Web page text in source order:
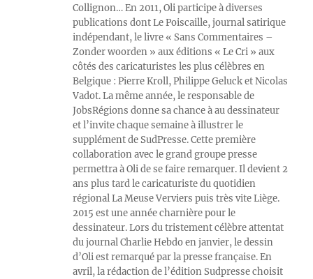
Collignon… En 2011, Oli participe à diverses
publications dont Le Poiscaille, journal satirique
indépendant, le livre « Sans Commentaires –
Zonder woorden » aux éditions « Le Cri » aux
côtés des caricaturistes les plus célèbres en
Belgique : Pierre Kroll, Philippe Geluck et Nicolas
Vadot. La même année, le responsable de
JobsRégions donne sa chance à au dessinateur
et l’invite chaque semaine à illustrer le
supplément de SudPresse. Cette première
collaboration avec le grand groupe presse
permettra à Oli de se faire remarquer. Il devient 2
ans plus tard le caricaturiste du quotidien
régional La Meuse Verviers puis très vite Liège.
2015 est une année charnière pour le
dessinateur. Lors du tristement célèbre attentat
du journal Charlie Hebdo en janvier, le dessin
d’Oli est remarqué par la presse française. En
avril, la rédaction de l’édition Sudpresse choisit